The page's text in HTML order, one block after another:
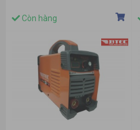
Còn hàng